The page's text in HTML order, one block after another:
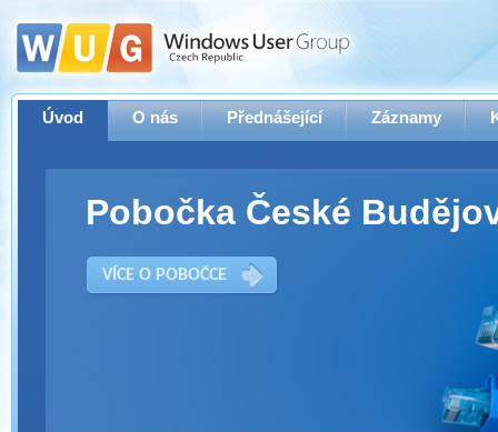
Úvod O nás Přednášející Záznamy
Pobočka České
VÍCE O POBOČCE